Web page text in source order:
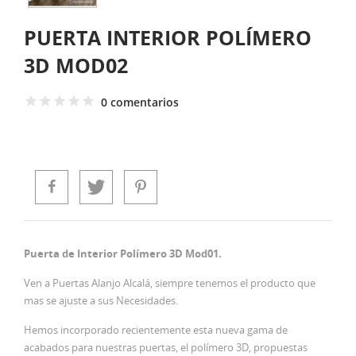
PUERTA INTERIOR POLÍMERO
3D MOD02
0 comentarios
Puerta de Interior Polímero 3D Mod01.
Ven a Puertas Alanjo Alcalá, siempre tenemos el producto que
mas se ajuste a sus Necesidades.
Hemos incorporado recientemente esta nueva gama de
acabados para nuestras puertas, el polímero 3D, propuestas